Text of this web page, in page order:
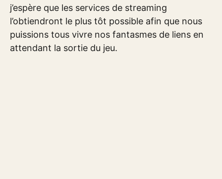
j’espère que les services de streaming
l’obtiendront le plus tôt possible afin que nous
puissions tous vivre nos fantasmes de liens en
attendant la sortie du jeu.